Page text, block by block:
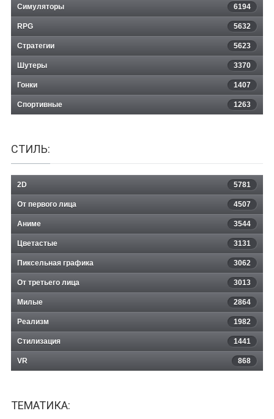
Симуляторы 6194
RPG 5632
Стратегии 5623
Шутеры 3370
Гонки 1407
Спортивные 1263
СТИЛЬ:
2D 5781
От первого лица 4507
Аниме 3544
Цветастые 3131
Пиксельная графика 3062
От третьего лица 3013
Милые 2864
Реализм 1982
Стилизация 1441
VR 868
ТЕМАТИКА: